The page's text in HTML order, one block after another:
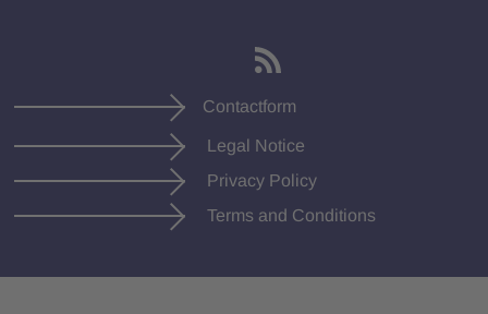
Contactform
Legal Notice
Privacy Policy
Terms and Conditions